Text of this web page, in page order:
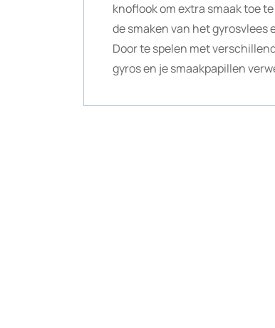
knoflook om extra smaak toe
de smaken van het gyrosvlees
Door te spelen met
gyros en je smaakpapillen